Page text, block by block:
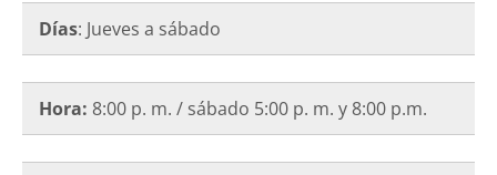
Días: Jueves a sábado
Hora: 8:00 p. m. / sábado 5:00 p. m. y 8:00 p.m.